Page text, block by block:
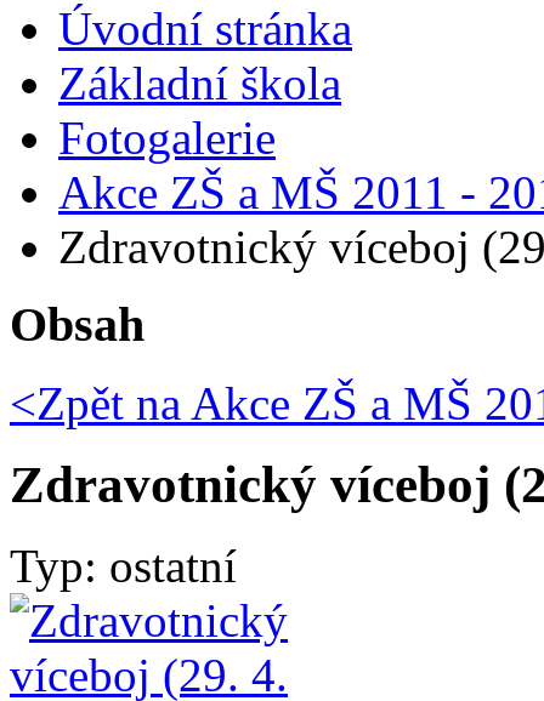
Úvodní stránka
Základní škola
Fotogalerie
Akce ZŠ a MŠ 2011 -
Zdravotnický víceboj
Obsah
<Zpět na Akce ZŠ a MŠ
Zdravotnický víceboj
Typ: ostatní